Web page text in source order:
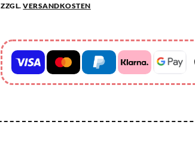
ZZGL.VERSANDKOSTEN